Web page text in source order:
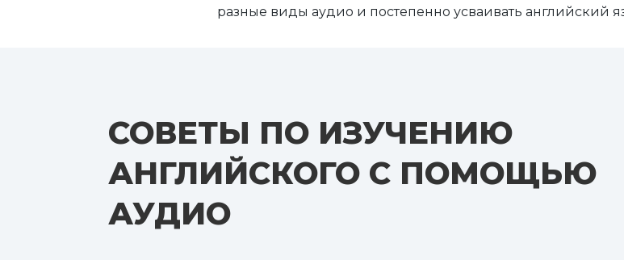
разные виды аудио и постепенно усваивать английский
СОВЕТЫ ПО ИЗУЧЕНИЮ
АНГЛИЙСКОГО С ПОМОЩЬЮ
АУДИО